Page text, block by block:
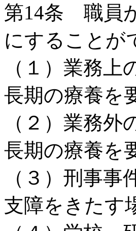
第14条 職員
にすることが
（１）業務
長期の療養を
（２）業務
長期の療養を
（３）刑事
支障をきたす